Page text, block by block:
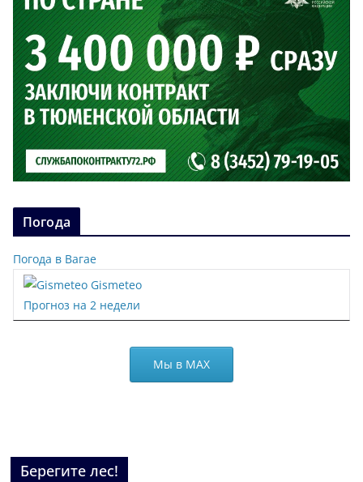
Погода
Погода в Вагае
Gismeteo
Прогноз на 2 недели
Мы в МАХ
Берегите лес!